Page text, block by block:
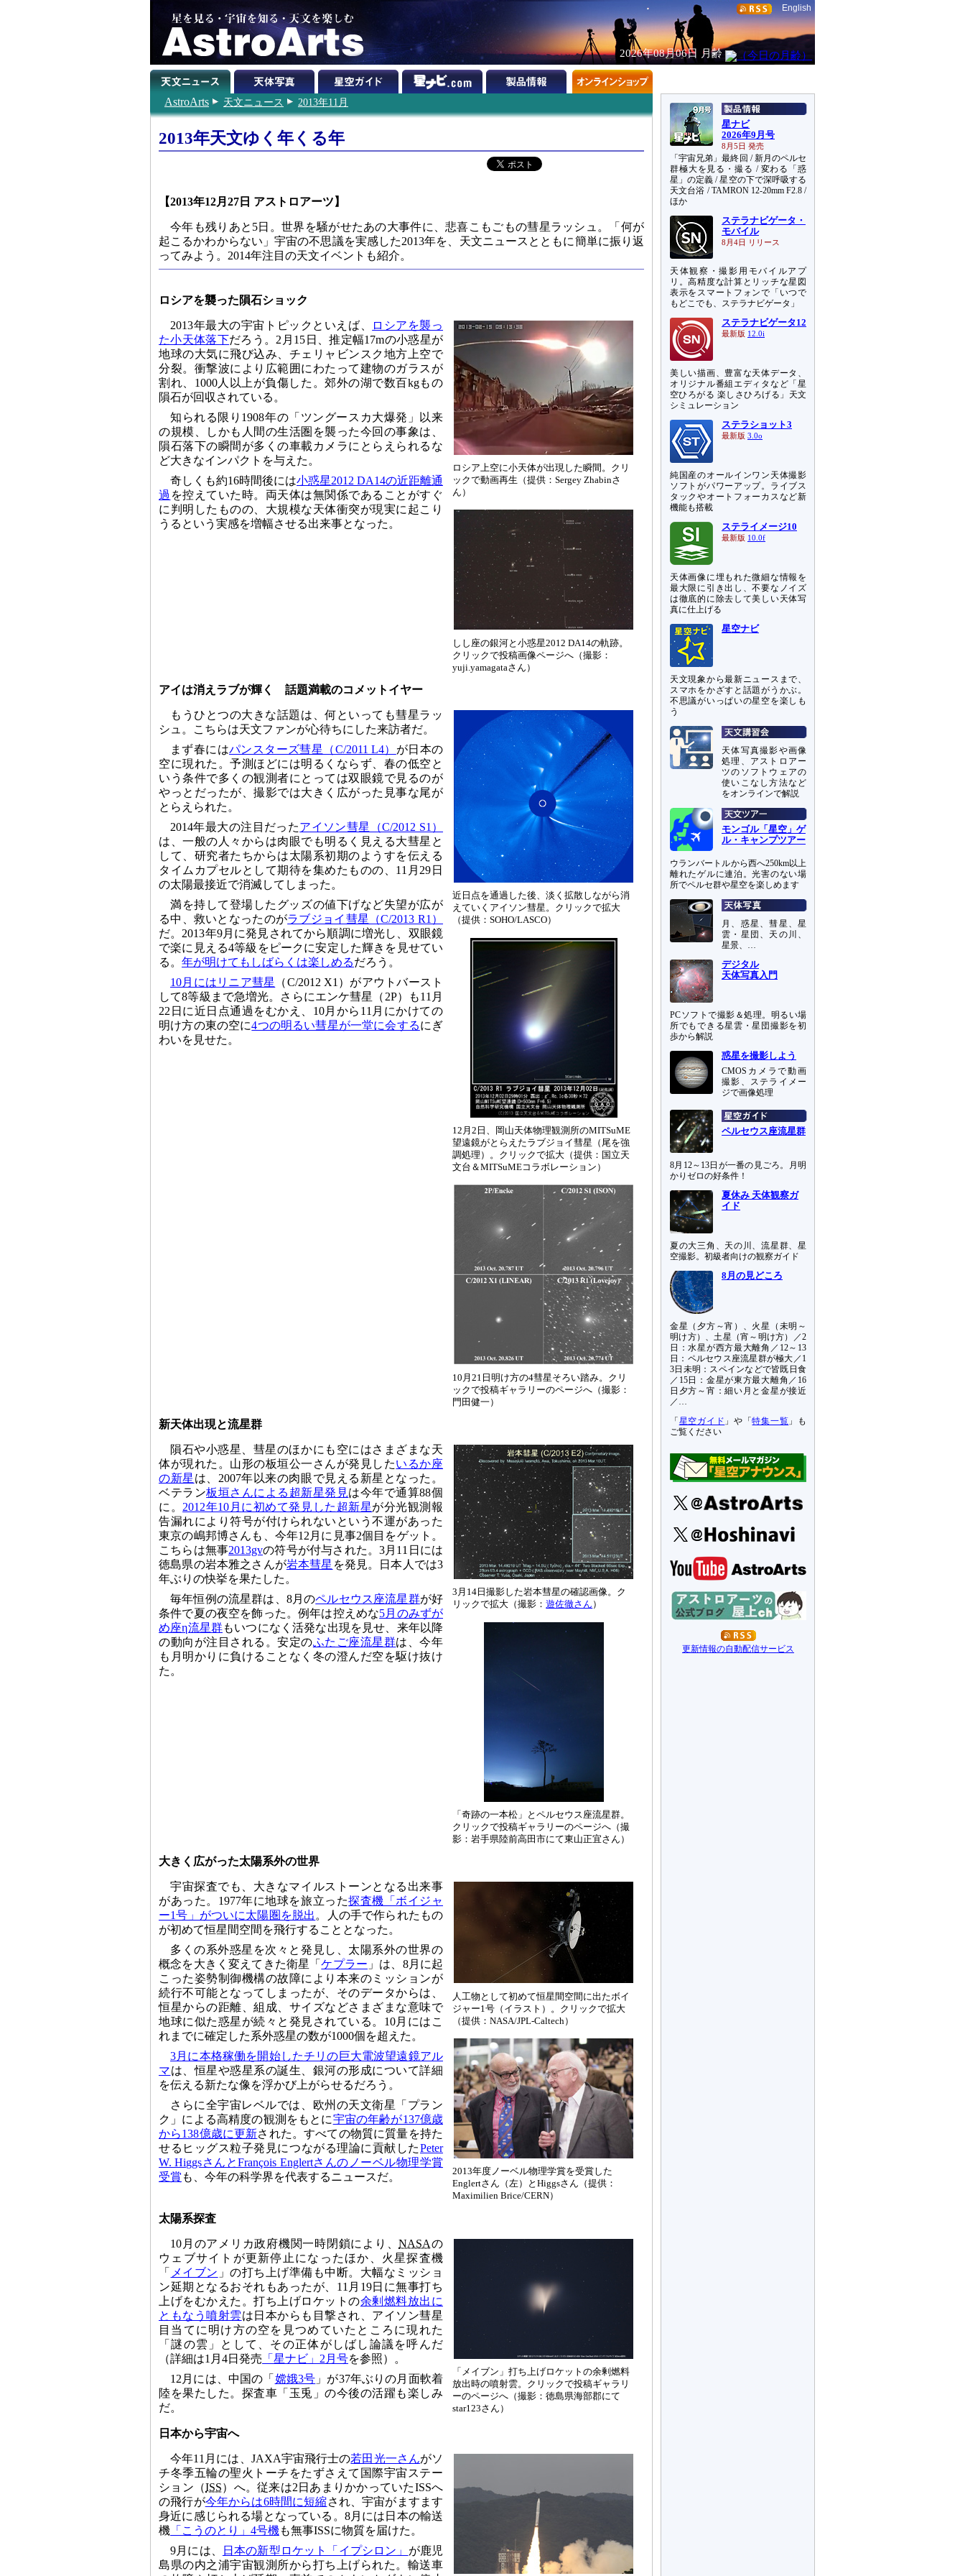
English
2026年08月06日 月齢
AstroArts 天文ニュース 2013年11月
2013年天文ゆく年くる年
【2013年12月27日 アストロアーツ】
今年も残りあと5日。世界を騒がせたあの大事件に、悲喜こもごもの彗星ラッシュ。「何が
起こるかわからない」宇宙の不思議を実感した2013年を、天文ニュースとともに簡単に振り返
ってみよう。2014年注目の天文イベントも紹介。
ロシアを襲った隕石ショック
ロシア上空に小天体が出現した瞬間。クリ
ックで動画再生（提供：Sergey Zhabinさ
ん）
しし座の銀河と小惑星2012 DA14の軌跡。
クリックで投稿画像ページへ（撮影：
yuji.yamagataさん）
2013年最大の宇宙トピックといえば、
ロシアを襲っ
た小天体落下だろう。2月15日、推定幅17mの小惑星が
地球の大気に飛び込み、チェリャビンスク地方上空で
分裂。衝撃波により広範囲にわたって建物のガラスが
割れ、1000人以上が負傷した。郊外の湖で数百kgもの
隕石が回収されている。
知られる限り1908年の「ツングースカ大爆発」以来
の規模、しかも人間の生活圏を襲った今回の事象は、
隕石落下の瞬間が多くの車載カメラにとらえられるな
ど大きなインパクトを与えた。
奇しくも約16時間後には小惑星2012 DA14の近距離通
過 を控えていた時。両天体は無関係であることがすぐ
に判明したものの、大規模な天体衝突が現実に起こり
うるという実感を増幅させる出来事となった。
アイは消えラブが輝く 話題満載のコメットイヤー
近日点を通過した後、淡く拡散しながら消
えていくアイソン彗星。クリックで拡大
（提供：SOHO/LASCO）
12月2日、岡山天体物理観測所のMITSuME
望遠鏡がとらえたラブジョイ彗星（尾を強
調処理）。クリックで拡大（提供：国立天
文台＆MITSuMEコラボレーション）
10月21日明け方の4彗星そろい踏み。クリ
ックで投稿ギャラリーのページへ（撮影：
門田健一）
もうひとつの大きな話題は、何といっても彗星ラッ
シュ。こちらは天文ファンが心待ちにした来訪者だ。
まず春にはパンスターズ彗星（C/2011 L4） が日本の
空に現れた。予測ほどには明るくならず、春の低空と
いう条件で多くの観測者にとっては双眼鏡で見るのが
やっとだったが、撮影では大きく広がった見事な尾が
とらえられた。
2014年最大の注目だったアイソン彗星（C/2012 S1）
は、一般の人々からは肉眼でも明るく見える大彗星と
して、研究者たちからは太陽系初期のようすを伝える
タイムカプセルとして期待を集めたものの、11月29日
の太陽最接近で消滅してしまった。
満を持して登場したグッズの値下げなど失望が広が
る中、救いとなったのがラブジョイ彗星（C/2013 R1）
だ。2013年9月に発見されてから順調に増光し、双眼鏡
で楽に見える4等級をピークに安定した輝きを見せてい
る。 年が明けてもしばらくは楽しめるだろう。
10月にはリニア彗星
（C/2012 X1）がアウトバースト
して8等級まで急増光。さらにエンケ彗星（2P）も11月
22日に近日点通過をむかえ、10月から11月にかけての
明け方の東の空に4つの明るい彗星が一堂に会するにぎ
わいを見せた。
新天体出現と流星群
3月14日撮影した岩本彗星の確認画像。ク
リックで拡大（撮影：遊佐徹さん ）
「奇跡の一本松」とペルセウス座流星群。
クリックで投稿ギャラリーのページへ（撮
影：岩手県陸前高田市にて東山正宜さん）
隕石や小惑星、彗星のほかにも空にはさまざまな天
体が現れた。山形の板垣公一さんが発見したいるか座
の新星 は、2007年以来の肉眼で見える新星となった。
ベテラン板垣さんによる超新星発見は今年で通算88個
に。 2012年10月に初めて発見した超新星が分光観測報
告漏れにより符号が付けられないという不運があった
東京の嶋邦博さんも、今年12月に見事2個目をゲット。
こちらは無事2013gvの符号が付与された。3月11日には
徳島県の岩本雅之さんが岩本彗星 を発見。日本人では3
年ぶりの快挙を果たした。
毎年恒例の流星群は、8月のペルセウス座流星群が好
条件で夏の夜空を飾った。例年は控えめな5月のみずが
め座η流星群もいつになく活発な出現を見せ、来年以降
の動向が注目される。安定のふたご座流星群は、今年
も月明かりに負けることなく冬の澄んだ空を駆け抜け
た。
大きく広がった太陽系外の世界
人工物として初めて恒星間空間に出たボイ
ジャー1号（イラスト）。クリックで拡大
（提供：NASA/JPL-Caltech）
2013年度ノーベル物理学賞を受賞した
Englertさん（左）とHiggsさん（提供：
Maximilien Brice/CERN）
宇宙探査でも、大きなマイルストーンとなる出来事
があった。1977年に地球を旅立った探査機「ボイジャ
ー1号」がついに太陽圏を脱出 。人の手で作られたもの
が初めて恒星間空間を飛行することとなった。
多くの系外惑星を次々と発見し、太陽系外の世界の
概念を大きく変えてきた衛星「ケプラー 」は、8月に起
こった姿勢制御機構の故障により本来のミッションが
続行不可能となってしまったが、そのデータからは、
恒星からの距離、組成、サイズなどさまざまな意味で
地球に似た惑星が続々と発見されている。10月にはこ
れまでに確定した系外惑星の数が1000個を超えた。
3月に本格稼働を開始したチリの巨大電波望遠鏡アル
マは、恒星や惑星系の誕生、銀河の形成について詳細
を伝える新たな像を浮かび上がらせるだろう。
さらに全宇宙レベルでは、欧州の天文衛星「プラン
ク」による高精度の観測をもとに宇宙の年齢が137億歳
から138億歳に更新された。すべての物質に質量を持た
せるヒッグス粒子発見につながる理論に貢献したPeter
W. HiggsさんとFrançois Englertさんのノーベル物理学賞
受賞 も、今年の科学界を代表するニュースだ。
太陽系探査
「メイブン」打ち上げロケットの余剰燃料
放出時の噴射雲。クリックで投稿ギャラリ
ーのページへ（撮影：徳島県海部郡にて
star123さん）
10月のアメリカ政府機関一時閉鎖により、NASAの
ウェブサイトが更新停止になったほか、火星探査機
「
メイブン 」の打ち上げ準備も中断。大幅なミッショ
ン延期となるおそれもあったが、11月19日に無事打ち
上げをむかえた。打ち上げロケットの余剰燃料放出に
ともなう噴射雲は日本からも目撃され、アイソン彗星
目当てに明け方の空を見つめていたところに現れた
「謎の雲」として、その正体がしばし論議を呼んだ
（詳細は1月4日発売 「星ナビ」2月号を参照）。
12月には、中国の「 嫦娥3号 」が37年ぶりの月面軟着
陸を果たした。探査車「玉兎」の今後の活躍も楽しみ
だ。
日本から宇宙へ
今年11月には、JAXA宇宙飛行士の若田光一さんがソ
チ冬季五輪の聖火トーチをたずさえて国際宇宙ステー
ション（ISS）へ。従来は2日あまりかかっていたISSへ
の飛行が今年からは6時間に短縮され、宇宙がますます
身近に感じられる場となっている。8月には日本の輸送
機 「こうのとり」4号機も無事ISSに物質を届けた。
9月には、
日本の新型ロケット「イプシロン」 が鹿児
島県の内之浦宇宙観測所から打ち上げられた。輸送車
星ナビ
2026年9月号
8月5日 発売
「宇宙兄弟」最終回 / 新月のペルセ
群極大を見る・撮る / 変わる「惑
星」の定義 / 星空の下で深呼吸する
天文台浴 / TAMRON 12-20mm F2.8 /
ほか
ステラナビゲータ・
モバイル
8月4日 リリース
天体観察・撮影用モバイルアプ
リ。高精度な計算とリッチな星図
表示をスマートフォンで「いつで
もどこでも、ステラナビゲータ」
ステラナビゲータ12
最新版 12.0i
美しい描画、豊富な天体データ、
オリジナル番組エディタなど「星
空ひろがる 楽しさひろげる」天文
シミュレーション
ステラショット3
最新版 3.0o
純国産のオールインワン天体撮影
ソフトがパワーアップ。ライブス
タックやオートフォーカスなど新
機能も搭載
ステライメージ10
最新版 10.0f
天体画像に埋もれた微細な情報を
最大限に引き出し、不要なノイズ
は徹底的に除去して美しい天体写
真に仕上げる
星空ナビ
天文現象から最新ニュースまで、
スマホをかざすと話題がうかぶ。
不思議がいっぱいの星空を楽しも
う
天体写真撮影や画像
処理、アストロアー
ツのソフトウェアの
使いこなし方法など
をオンラインで解説
モンゴル「星空」ゲ
ル・キャンプツアー
ウランバートルから西へ250km以上
離れたゲルに連泊。光害のない場
所でペルセ群や星空を楽しめます
月、惑星、彗星、星
雲・星団、天の川、
星景、…
デジタル
天体写真入門
PCソフトで撮影＆処理。明るい場
所でもできる星雲・星団撮影を初
歩から解説
惑星を撮影しよう
CMOSカメラで動画
撮影、ステライメー
ジで画像処理
ペルセウス座流星群
8月12～13日が一番の見ごろ。月明
かりゼロの好条件！
夏休み 天体観察ガ
イド
夏の大三角、天の川、流星群、星
空撮影。初級者向けの観察ガイド
8月の見どころ
金星（夕方～宵）、火星（未明～
明け方）、土星（宵～明け方）／2
日：水星が西方最大離角／12～13
日：ペルセウス座流星群が極大／1
3日未明：スペインなどで皆既日食
／15日：金星が東方最大離角／16
日夕方～宵：細い月と金星が接近
／…
「 星空ガイド 」や「特集一覧 」も
ご覧ください
更新情報の自動配信サービス